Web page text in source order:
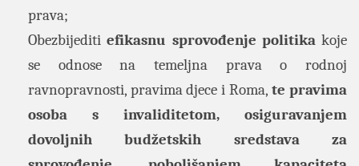
prava;
Obezbijeditiefikasnu sprovođenje politikakoje
se odnose na temeljna prava o rodnoj
ravnopravnosti, pravima djece i Roma, te pravima
osoba s invaliditetom, osiguravanjem
dovoljnih budžetskih sredstava za